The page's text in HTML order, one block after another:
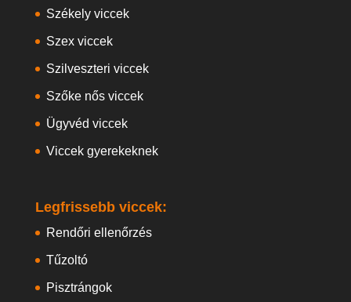
Székely viccek
Szex viccek
Szilveszteri viccek
Szőke nős viccek
Ügyvéd viccek
Viccek gyerekeknek
Legfrissebb viccek:
Rendőri ellenőrzés
Tűzoltó
Pisztrángok